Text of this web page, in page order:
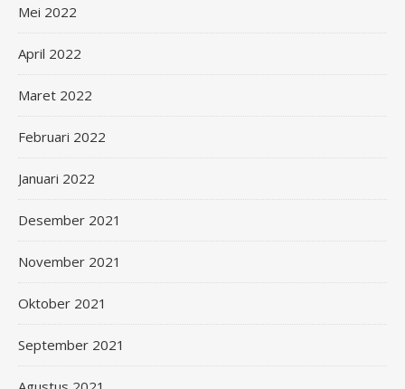
Mei 2022
April 2022
Maret 2022
Februari 2022
Januari 2022
Desember 2021
November 2021
Oktober 2021
September 2021